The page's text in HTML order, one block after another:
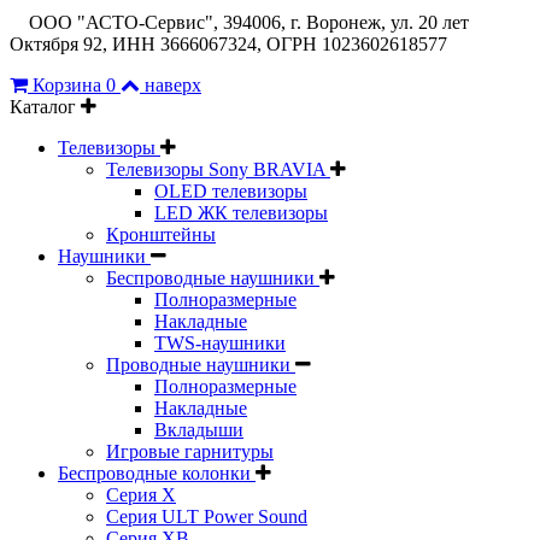
ООО "АСТО-Сервис", 394006, г. Воронеж, ул. 20 лет
Октября 92, ИНН 3666067324, ОГРН 1023602618577
Корзина 0
наверх
Каталог
Телевизоры
Телевизоры Sony BRAVIA
OLED телевизоры
LED ЖК телевизоры
Кронштейны
Наушники
Беспроводные наушники
Полноразмерные
Накладные
TWS-наушники
Проводные наушники
Полноразмерные
Накладные
Вкладыши
Игровые гарнитуры
Беспроводные колонки
Серия X
Серия ULT Power Sound